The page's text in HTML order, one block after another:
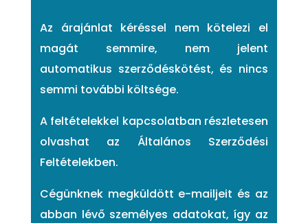
Az árajánlat kéréssel nem kötelezi el
magát semmire, nem jelent
automatikus szerződéskötést, és nincs
semmi további költsége.
A feltételekkel kapcsolatban részletesen
olvashat az Általános Szerződési
Feltételekben.
Cégünknek megküldött e-mailjeit és az
abban lévő személyes adatokat, így az